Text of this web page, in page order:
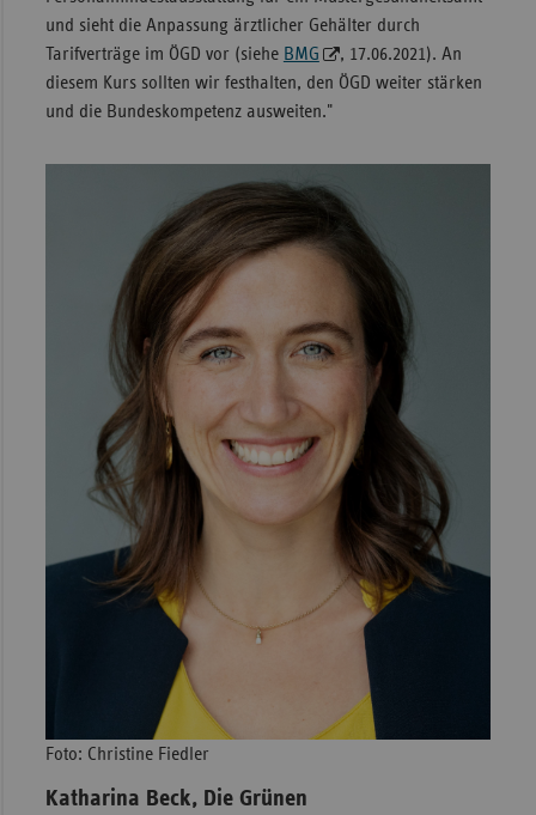
und sieht die Anpassung ärztlicher Gehälter durch
Tarifverträge im ÖGD vor (siehe BMG
, 17.06.2021). An
diesem Kurs sollten wir festhalten, den ÖGD weiter stärken
und die Bundeskompetenz ausweiten."
Foto: Christine Fiedler
Katharina Beck, Die Grünen